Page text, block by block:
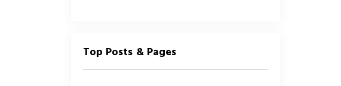
Top Posts & Pages